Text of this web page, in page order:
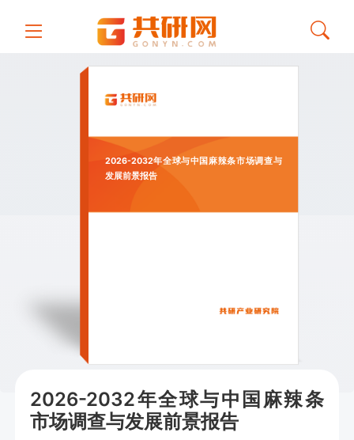
2026-2032年全球与中国麻辣条市场调查与
发展前景报告
2026-2032年全球与中国麻辣条
市场调查与发展前景报告